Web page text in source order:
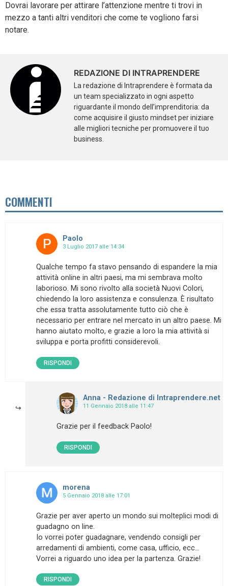
Dovrai lavorare per attirare l’attenzione mentre ti trovi in
mezzo a tanti altri venditori che come te vogliono farsi
notare.
REDAZIONE DI INTRAPRENDERE
La redazione di Intraprendere è formata da
un team specializzato in ogni aspetto
riguardante il mondo dell’imprenditoria: da
come acquisire il giusto mindset per iniziare
alle migliori tecniche per promuovere il tuo
business.
COMMENTI
Paolo
3 Luglio 2017 alle 14:34
Qualche tempo fa stavo pensando di espandere la mia
attività online in altri paesi, ma mi sembrava molto
laborioso. Mi sono rivolto alla società Nuovi Colori,
chiedendo la loro assistenza e consulenza. È risultato
che essa tratta assolutamente tutto ciò che è
necessario per entrare nel mercato in un altro paese. Mi
hanno aiutato molto, e grazie a loro la mia attività si
sviluppa e porta profitti considerevoli.
RISPONDI
Anna - Redazione di Intraprendere.net
11 Gennaio 2018 alle 11:47
Grazie per il feedback Paolo!
RISPONDI
morena
5 Gennaio 2018 alle 17:01
Grazie per aver aperto un mondo sui molteplici modi di
guadagno on line.
Io vorrei poter guadagnare, vendendo consigli per
arredamenti di ambienti, come casa, ufficio, ecc…
Vorrei a riguardo uno idea per la partenza. Grazie!
RISPONDI